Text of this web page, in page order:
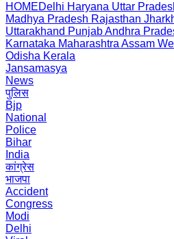
HOMEDelhi Haryana Uttar
Madhya Pradesh Rajasthan
Uttarakhand PunjabAndhra
Karnataka Maharashtra Assam
Odisha Kerala
Jansamasya
News
पुलिस
Bjp
National
Police
Bihar
India
कांग्रेस
भाजपा
Accident
Congress
Modi
Delhi